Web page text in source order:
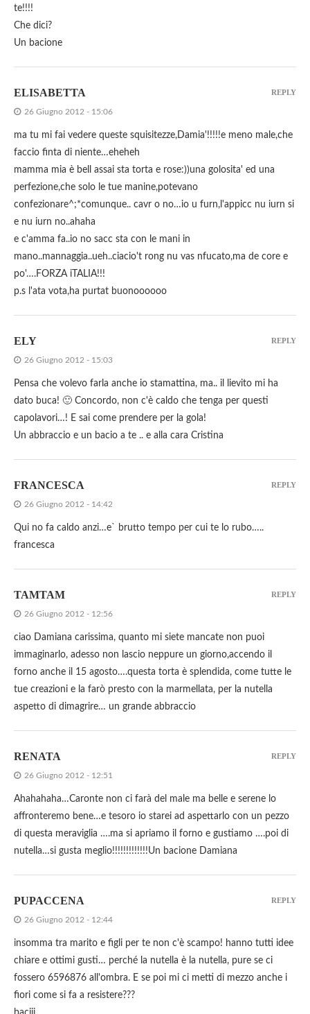
te!!!!
Che dici?
Un bacione
ELISABETTA
26 Giugno 2012 - 15:06
ma tu mi fai vedere queste squisitezze,Damia'!!!!!e meno male,che
faccio finta di niente…eheheh
mamma mia è bell assai sta torta e rose:))una golosita' ed una
perfezione,che solo le tue manine,potevano
confezionare^;*comunque.. cavr o no…io u furn,l'appicc nu iurn si
e nu iurn no..ahaha
e c'amma fa..io no sacc sta con le mani in
mano..mannaggia..ueh..ciacio't rong nu vas nfucato,ma de core e
po'….FORZA iTALIA!!!
p.s l'ata vota,ha purtat buonoooooo
REPLY
ELY
26 Giugno 2012 - 15:03
Pensa che volevo farla anche io stamattina, ma.. il lievito mi ha
dato buca! 🙂 Concordo, non c'è caldo che tenga per questi
capolavori…! E sai come prendere per la gola!
Un abbraccio e un bacio a te .. e alla cara Cristina
REPLY
FRANCESCA
26 Giugno 2012 - 14:42
Qui no fa caldo anzi…e` brutto tempo per cui te lo rubo…..
francesca
REPLY
TAMTAM
26 Giugno 2012 - 12:56
ciao Damiana carissima, quanto mi siete mancate non puoi
immaginarlo, adesso non lascio neppure un giorno,accendo il
forno anche il 15 agosto….questa torta è splendida, come tutte le
tue creazioni e la farò presto con la marmellata, per la nutella
aspetto di dimagrire… un grande abbraccio
REPLY
RENATA
26 Giugno 2012 - 12:51
Ahahahaha…Caronte non ci farà del male ma belle e serene lo
affronteremo bene…e tesoro io starei ad aspettarlo con un pezzo
di questa meraviglia ….ma si apriamo il forno e gustiamo ….poi di
nutella…si gusta meglio!!!!!!!!!!!!!Un bacione Damiana
REPLY
PUPACCENA
26 Giugno 2012 - 12:44
insomma tra marito e figli per te non c'è scampo! hanno tutti idee
chiare e ottimi gusti… perché la nutella è la nutella, pure se ci
fossero 6596876 all'ombra. E se poi mi ci metti di mezzo anche i
fiori come si fa a resistere???
REPLY